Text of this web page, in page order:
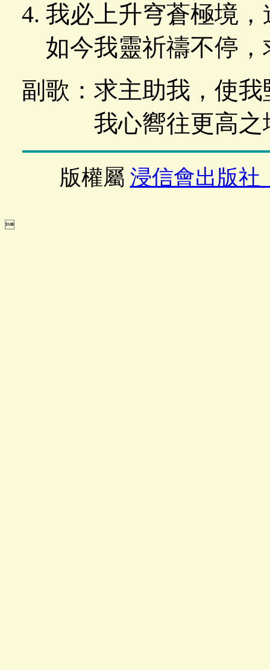
我必上升穹蒼極境
如今我靈祈禱不停
副歌：求主助我，使
我心嚮往更高之地
版權屬 浸信會出版社
